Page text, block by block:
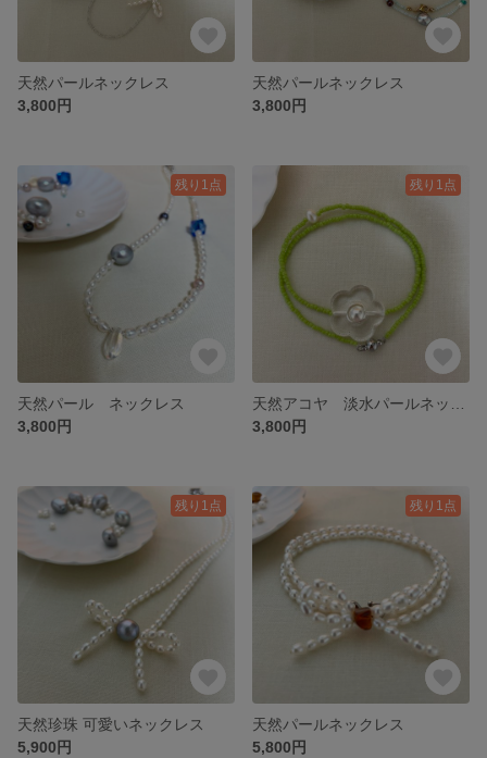
天然パールネックレス
3,800円
天然パールネックレス
3,800円
残り1点
天然パール ネックレス
3,800円
残り1点
3,800円
残り1点
天然珍珠 可愛いネックレス
5,900円
残り1点
天然パールネックレス
5,800円